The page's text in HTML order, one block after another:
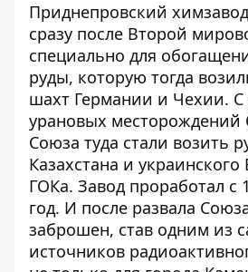
Приднепровский
сразу после Второй
специально для
руды, которую тогда
шахт Германии и Чехии. С
урановых месторождений
Союза туда стали возить
Казахстана и украинского
ГОКа. Завод проработал с
год. И после развала
заброшен, став одним из
источников